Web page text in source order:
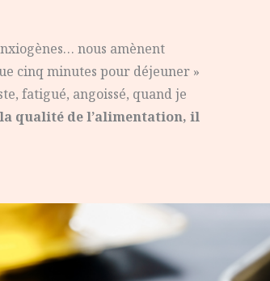
nous amènent
cinq minutes pour déjeuner »
fatigué, angoissé, quand je
qualité de l’alimentation, il